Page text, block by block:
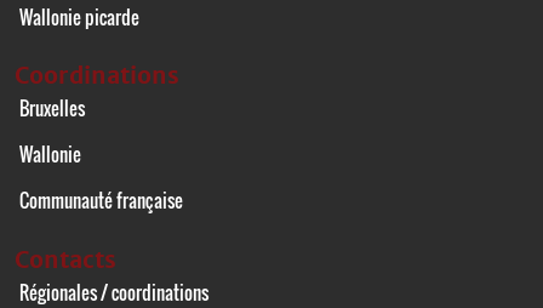
Wallonie picarde
Coordinations
Bruxelles
Wallonie
Communauté française
Contacts
Régionales / coordinations